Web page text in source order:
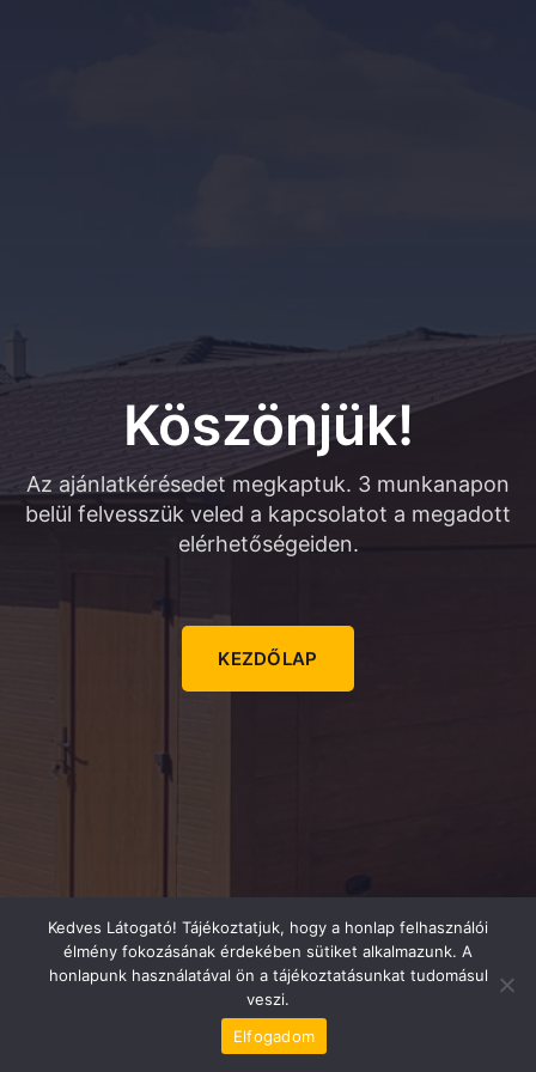
Köszönjük!
Az ajánlatkérésedet megkaptuk. 3 munkanapon
belül felvesszük veled a kapcsolatot a megadott
elérhetőségeiden.
KEZDŐLAP
Kedves Látogató! Tájékoztatjuk, hogy a honlap felhasználói
élmény fokozásának érdekében sütiket alkalmazunk. A
honlapunk használatával ön a tájékoztatásunkat tudomásul
veszi.
Elfogadom